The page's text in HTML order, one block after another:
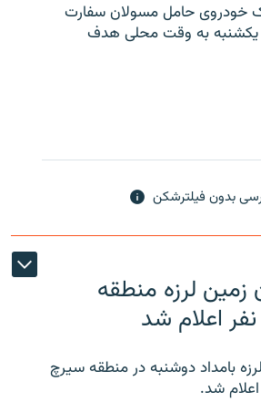
خودروی حامل مسولان سفارت
یکشنبه به وقت محلی هدف
بدون فیلترشکن
لرزه منطقه
بامداد دوشنبه در منطقه سیرچ